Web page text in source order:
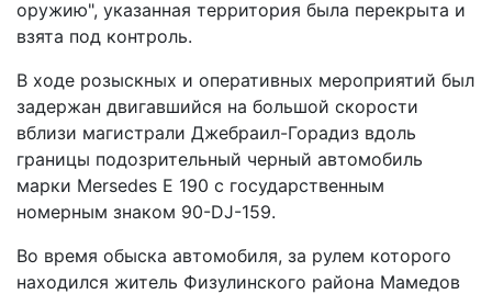
оружию", указанная территория была перекрыта и
взята под контроль.
В ходе розыскных и оперативных мероприятий был
задержан двигавшийся на большой скорости
вблизи магистрали Джебраил-Горадиз вдоль
границы подозрительный черный автомобиль
марки Mersedes E 190 с государственным
номерным знаком 90-DJ-159.
Во время обыска автомобиля, за рулем которого
находился житель Физулинского района Мамедов